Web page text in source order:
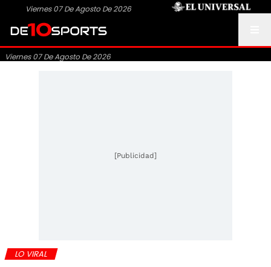
Viernes 07 De Agosto De 2026
Viernes 07 De Agosto De 2026
[Publicidad]
LO VIRAL